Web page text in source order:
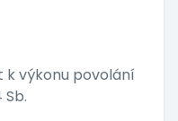
k výkonu povolání